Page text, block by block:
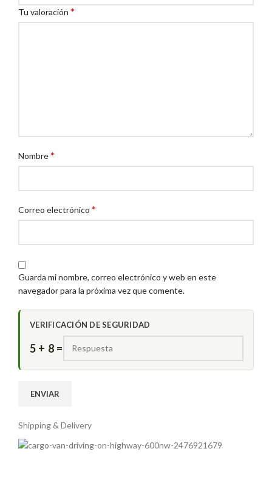
Tu valoración *
Nombre*
Correo electrónico *
Guarda mi nombre, correo electrónico y web en este
navegador para la próxima vez que comente.
VERIFICACIÓN DE SEGURIDAD
5 + 8 =
Shipping & Delivery